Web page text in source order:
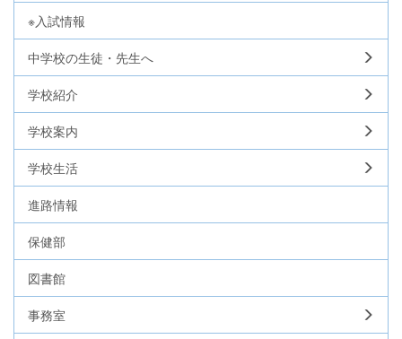
※入試情報
中学校の生徒・先生へ
学校紹介
学校案内
学校生活
進路情報
保健部
図書館
事務室